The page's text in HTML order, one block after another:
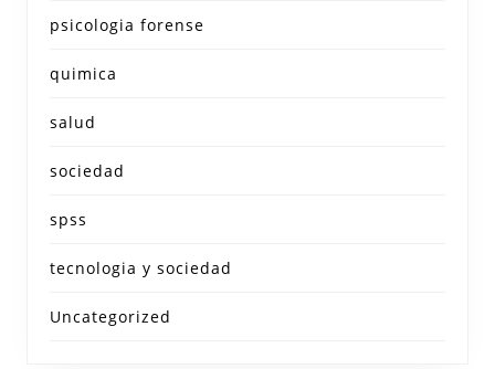
psicologia forense
quimica
salud
sociedad
spss
tecnologia y sociedad
Uncategorized